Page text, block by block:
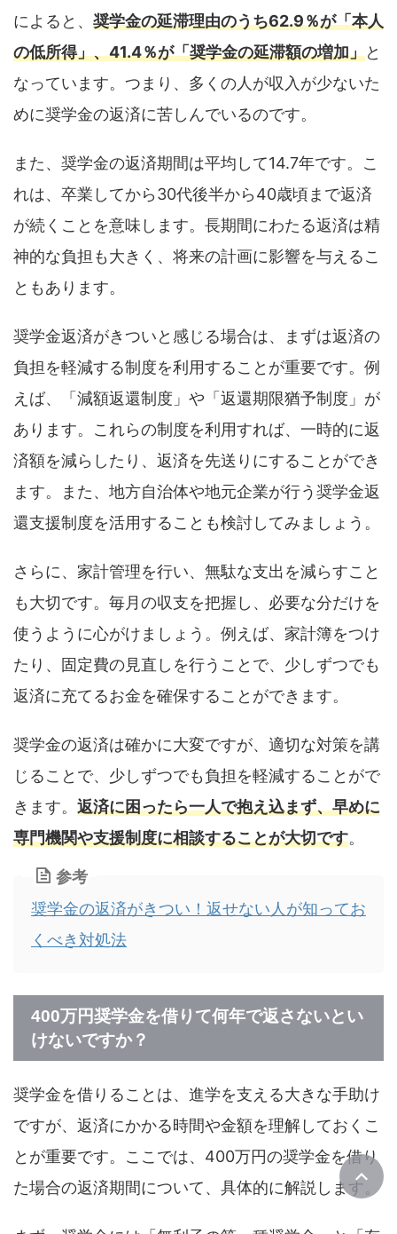
によると、 奨学金の延滞理由のうち62.9％が「本人
の低所得」、41.4％が「奨学金の延滞額の増加」と
なっています。つまり、多くの人が収入が少ないた
めに奨学金の返済に苦しんでいるのです。
また、奨学金の返済期間は平均して14.7年です。こ
れは、卒業してから30代後半から40歳頃まで返済
が続くことを意味します。長期間にわたる返済は精
神的な負担も大きく、将来の計画に影響を与えるこ
ともあります。
奨学金返済がきついと感じる場合は、まずは返済の
負担を軽減する制度を利用することが重要です。例
えば、「減額返還制度」や「返還期限猶予制度」が
あります。これらの制度を利用すれば、一時的に返
済額を減らしたり、返済を先送りにすることができ
ます。また、地方自治体や地元企業が行う奨学金返
還支援制度を活用することも検討してみましょう。
さらに、家計管理を行い、無駄な支出を減らすこと
も大切です。毎月の収支を把握し、必要な分だけを
使うように心がけましょう。例えば、家計簿をつけ
たり、固定費の見直しを行うことで、少しずつでも
返済に充てるお金を確保することができます。
奨学金の返済は確かに大変ですが、適切な対策を講
じることで、少しずつでも負担を軽減することがで
きます。 返済に困ったら一人で抱え込まず、早めに
専門機関や支援制度に相談することが大切です。
参考
奨学金の返済がきつい！返せない人が知ってお
くべき対処法
400万円奨学金を借りて何年で返さないとい
けないですか？
奨学金を借りることは、進学を支える大きな手助け
ですが、返済にかかる時間や金額を理解しておくこ
とが重要です。ここでは、400万円の奨学金を借り
た場合の返済期間について、具体的に解説します。